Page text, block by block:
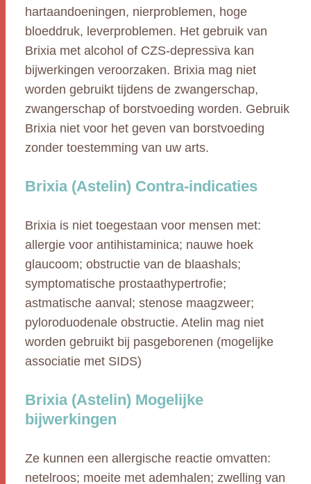
hartaandoeningen, nierproblemen, hoge
bloeddruk, leverproblemen. Het gebruik van
Brixia met alcohol of CZS-depressiva kan
bijwerkingen veroorzaken. Brixia mag niet
worden gebruikt tijdens de zwangerschap,
zwangerschap of borstvoeding worden. Gebruik
Brixia niet voor het geven van borstvoeding
zonder toestemming van uw arts.
Brixia (Astelin) Contra-indicaties
Brixia is niet toegestaan voor mensen met:
allergie voor antihistaminica; nauwe hoek
glaucoom; obstructie van de blaashals;
symptomatische prostaathypertrofie;
astmatische aanval; stenose maagzweer;
pyloroduodenale obstructie. Atelin mag niet
worden gebruikt bij pasgeborenen (mogelijke
associatie met SIDS)
Brixia (Astelin) Mogelijke
bijwerkingen
Ze kunnen een allergische reactie omvatten:
netelroos; moeite met ademhalen; zwelling van